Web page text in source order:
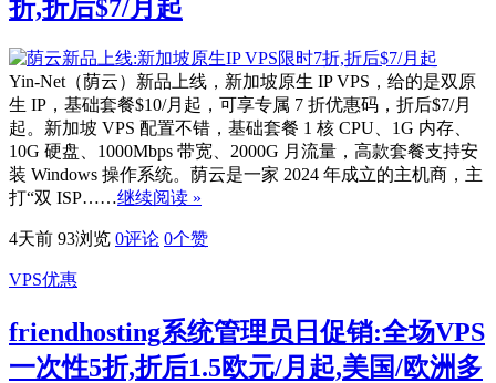
折,折后$7/月起
Yin-Net（荫云）新品上线，新加坡原生 IP VPS，给的是双原
生 IP，基础套餐$10/月起，可享专属 7 折优惠码，折后$7/月
起。新加坡 VPS 配置不错，基础套餐 1 核 CPU、1G 内存、
10G 硬盘、1000Mbps 带宽、2000G 月流量，高款套餐支持安
装 Windows 操作系统。荫云是一家 2024 年成立的主机商，主
打“双 ISP……继续阅读 »
4天前 93浏览 0评论 0个赞
VPS优惠
friendhosting系统管理员日促销:全场VPS
一次性5折,折后1.5欧元/月起,美国/欧洲多